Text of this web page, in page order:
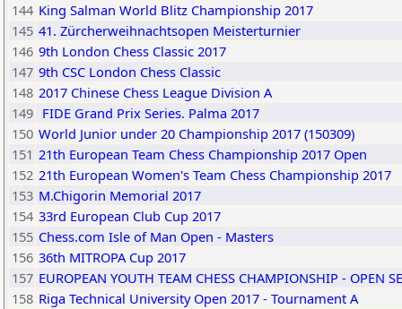
144 King Salman World Blitz Championship 2017
145 41. Zürcherweihnachtsopen Meisterturnier
146 9th London Chess Classic 2017
147 9th CSC London Chess Classic
148 2017 Chinese Chess League Division A
149 FIDE Grand Prix Series. Palma 2017
150 World Junior under 20 Championship 2017 (150309)
151 21th European Team Chess Championship 2017 Open
152 21th European Women's Team Chess Championship 2017
153 M.Chigorin Memorial 2017
154 33rd European Club Cup 2017
155 Chess.com Isle of Man Open - Masters
156 36th MITROPA Cup 2017
157 EUROPEAN YOUTH TEAM CHESS CHAMPIONSHIP - OPEN
158 Riga Technical University Open 2017 - Tournament A